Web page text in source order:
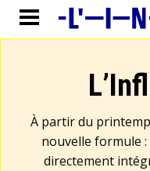
À partir du
nouvelle formule
directement